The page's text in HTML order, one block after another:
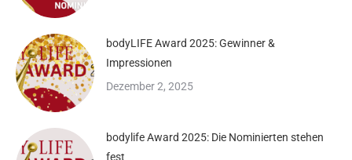
bodyLIFE Award 2025: Gewinner &
Impressionen
Dezember 2, 2025
bodylife Award 2025: Die Nominierten stehen
fest